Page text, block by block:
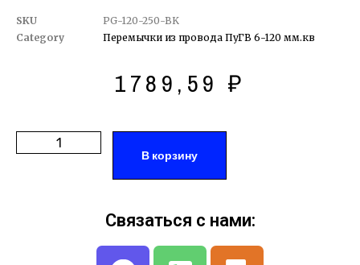
SKU
PG-120-250-BK
Category
Перемычки из провода ПуГВ 6-120 мм.кв
1789,59 ₽
В корзину
Связаться с нами: